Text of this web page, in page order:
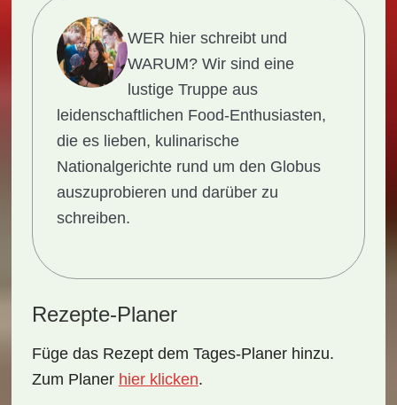
WER hier schreibt und
WARUM?Wir sind eine
lustige Truppe aus
leidenschaftlichen Food-Enthusiasten,
die es lieben, kulinarische
Nationalgerichte rund um den Globus
auszuprobieren und darüber zu
schreiben.
Rezepte-Planer
Füge das Rezept dem Tages-Planer hinzu.
Zum Planer hier klicken.